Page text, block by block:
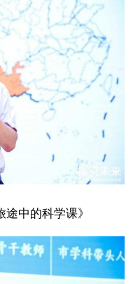
中的科学课》